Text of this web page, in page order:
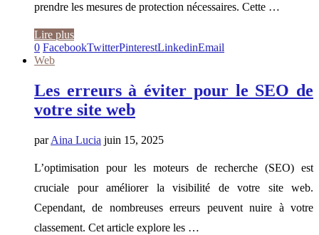
prendre les mesures de protection nécessaires. Cette …
Lire plus
0 FacebookTwitterPinterestLinkedinEmail
Web
Les erreurs à éviter pour le SEO de
votre site web
parAina Lucia juin 15, 2025
L’optimisation pour les moteurs de recherche (SEO) est
cruciale pour améliorer la visibilité de votre site web.
Cependant, de nombreuses erreurs peuvent nuire à votre
classement. Cet article explore les …